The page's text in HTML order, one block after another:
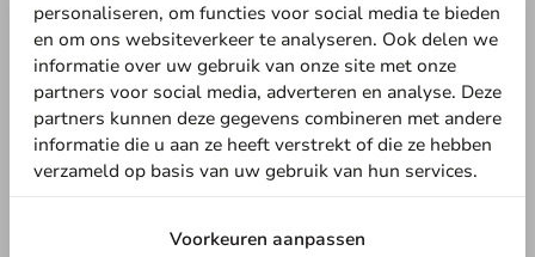
personaliseren, om functies voor social media te bieden
en om ons websiteverkeer te analyseren. Ook delen we
informatie over uw gebruik van onze site met onze
partners voor social media, adverteren en analyse. Deze
partners kunnen deze gegevens combineren met andere
informatie die u aan ze heeft verstrekt of die ze hebben
verzameld op basis van uw gebruik van hun services.
Voorkeuren aanpassen